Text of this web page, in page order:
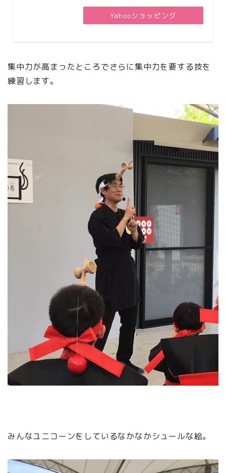
Yahooショッピング
集中力が高まったところでさらに集中力を要する技を
練習します。
みんなユニコーンをしているなかなかシュールな絵。